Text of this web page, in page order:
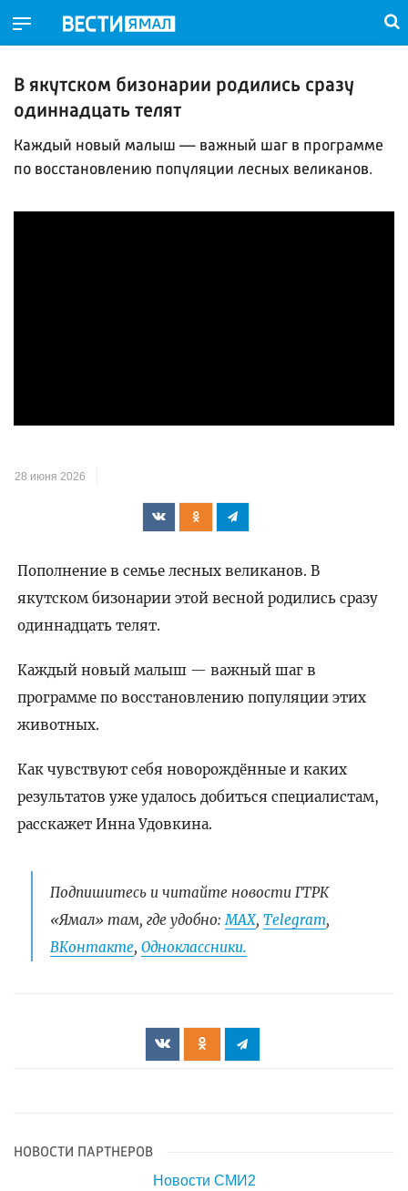
В якутском бизонарии родились сразу
одиннадцать телят
Каждый новый малыш — важный шаг в программе
по восстановлению популяции лесных великанов.
28 июня 2026
Пополнение в семье лесных великанов. В
якутском бизонарии этой весной родились сразу
одиннадцать телят.
Каждый новый малыш — важный шаг в
программе по восстановлению популяции этих
животных.
Как чувствуют себя новорождённые и каких
результатов уже удалось добиться специалистам,
расскажет Инна Удовкина.
Подпишитесь и читайте новости ГТРК
«Ямал» там, где удобно:МАХ, Telegram,
ВКонтакте, Одноклассники.
НОВОСТИ ПАРТНЕРОВ
Новости СМИ2